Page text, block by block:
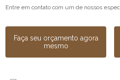
Entre em contato com um de nossos
Faça seu orçamento agora
mesmo